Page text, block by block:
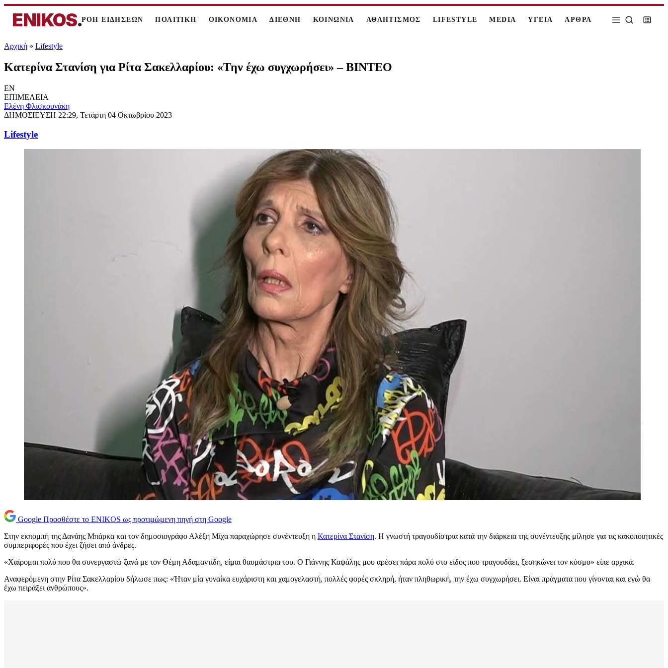
ENIKOS.ΡΟΗ ΕΙΔΗΣΕΩΝ ΠΟΛΙΤΙΚΗ ΟΙΚΟΝΟΜΙΑ ΔΙΕΘΝΗ ΚΟΙΝΩΝΙΑ ΑΘΛΗΤΙΣΜΟΣ LIFESTYLE MEDIA ΥΓΕΙΑ ΑΡΘΡΑ
Αρχική » Lifestyle
Κατερίνα Στανίση για Ρίτα Σακελλαρίου: «Την έχω συγχωρήσει» – ΒΙΝΤΕΟ
EN
ΕΠΙΜΕΛΕΙΑ
Ελένη Φλισκουνάκη
ΔΗΜΟΣΙΕΥΣΗ 22:29, Τετάρτη 04 Οκτωβρίου 2023
Lifestyle
Google Προσθέστε το ENIKOS ως προτιμώμενη πηγή στη Google
Στην εκπομπή της Δανάης Μπάρκα και τον δημοσιογράφο Αλέξη Μίχα παραχώρησε συνέντευξη η Κατερίνα Στανίση. Η γνωστή τραγουδίστρια κατά την διάρκεια της συνέντευξης μίλησε για τις κακοποιητικές
συμπεριφορές που έχει ζήσει από άνδρες.
«Χαίρομαι πολύ που θα συνεργαστώ ξανά με τον Θέμη Αδαμαντίδη, είμαι θαυμάστρια του. Ο Γιάννης Καψάλης μου αρέσει πάρα πολύ στο είδος που τραγουδάει, ξεσηκώνει τον κόσμο» είπε αρχικά.
Αναφερόμενη στην Ρίτα Σακελλαρίου δήλωσε πως: «Ήταν μία γυναίκα ευχάριστη και χαμογελαστή, πολλές φορές σκληρή, ήταν πληθωρική, την έχω συγχωρήσει. Είναι πράγματα που γίνονται και εγώ θα
έχω πειράξει ανθρώπους».